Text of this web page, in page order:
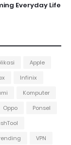
Everyday Life
Apple
Infinix
Komputer
Oppo
Ponsel
VPN